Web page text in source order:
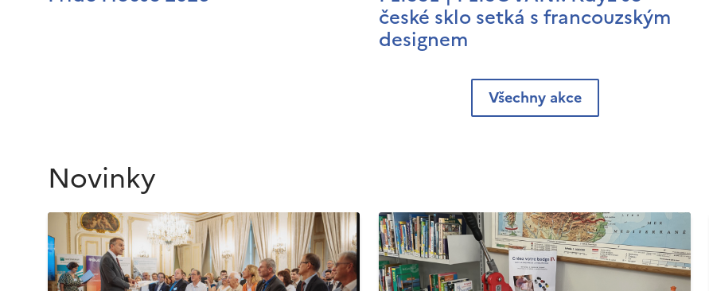
české sklo setká s francouzským
designem
Všechny akce
Novinky